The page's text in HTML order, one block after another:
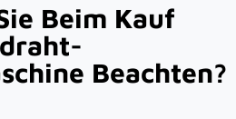
Beim Kauf
Beachten?